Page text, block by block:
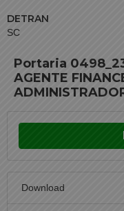
DETRAN
SC
Portaria
AGENTE
Download